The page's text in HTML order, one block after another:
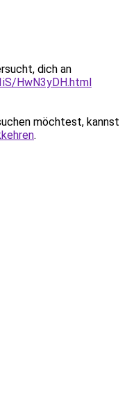
dich an
HwN3yDH.html
möchtest, kannst
.